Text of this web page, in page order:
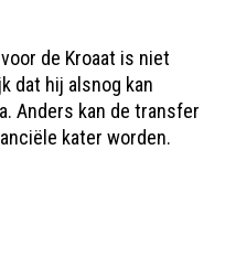
de Kroaat is niet
dat hij alsnog kan
Anders kan de transfer
kater worden.